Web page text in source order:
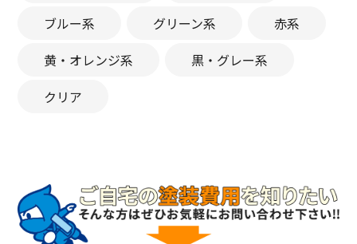
ブルー系
グリーン系
赤系
黄・オレンジ系
黒・グレー系
クリア